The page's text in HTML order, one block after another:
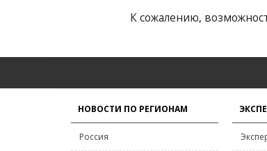
К сожалению,
НОВОСТИ ПО РЕГИОНАМ
Россия